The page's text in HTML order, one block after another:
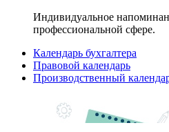
Индивидуальное
профессиональной сфере.
Календарь бухгалтера
Правовой календарь
Производственный